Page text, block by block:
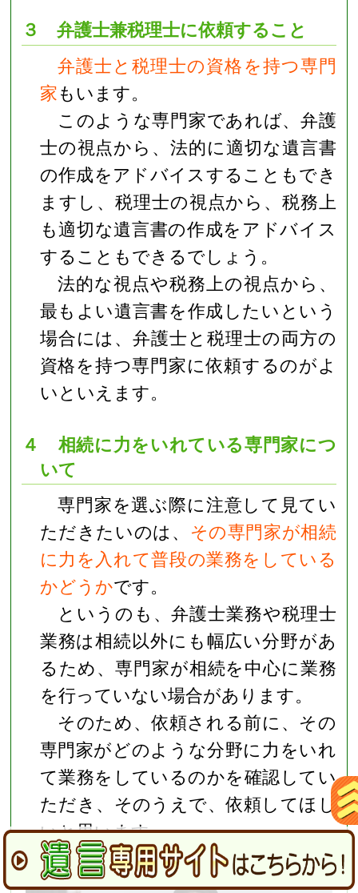
３ 弁護士兼税理士に依頼すること
弁護士と税理士の資格を持つ専門
家もいます。
このような専門家であれば、弁護
士の視点から、法的に適切な遺言書
の作成をアドバイスすることもでき
ますし、税理士の視点から、税務上
も適切な遺言書の作成をアドバイス
することもできるでしょう。
法的な視点や税務上の視点から、
最もよい遺言書を作成したいという
場合には、弁護士と税理士の両方の
資格を持つ専門家に依頼するのがよ
いといえます。
４ 相続に力をいれている専門家につ
いて
専門家を選ぶ際に注意して見てい
ただきたいのは、 その専門家が相続
に力を入れて普段の業務をしている
かどうかです。
というのも、弁護士業務や税理士
業務は相続以外にも幅広い分野があ
るため、専門家が相続を中心に業務
を行っていない場合があります。
そのため、依頼される前に、その
専門家がどのような分野に力をいれ
て業務をしているのかを確認してい
ただき、そのうえで、依頼してほし
いと思います。